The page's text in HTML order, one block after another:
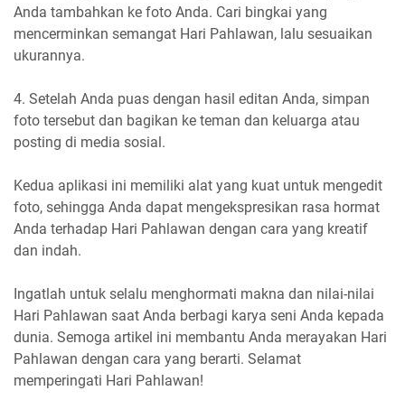
Anda tambahkan ke foto Anda. Cari bingkai yang
mencerminkan semangat Hari Pahlawan, lalu sesuaikan
ukurannya.
4. Setelah Anda puas dengan hasil editan Anda, simpan
foto tersebut dan bagikan ke teman dan keluarga atau
posting di media sosial.
Kedua aplikasi ini memiliki alat yang kuat untuk mengedit
foto, sehingga Anda dapat mengekspresikan rasa hormat
Anda terhadap Hari Pahlawan dengan cara yang kreatif
dan indah.
Ingatlah untuk selalu menghormati makna dan nilai-nilai
Hari Pahlawan saat Anda berbagi karya seni Anda kepada
dunia. Semoga artikel ini membantu Anda merayakan Hari
Pahlawan dengan cara yang berarti. Selamat
memperingati Hari Pahlawan!